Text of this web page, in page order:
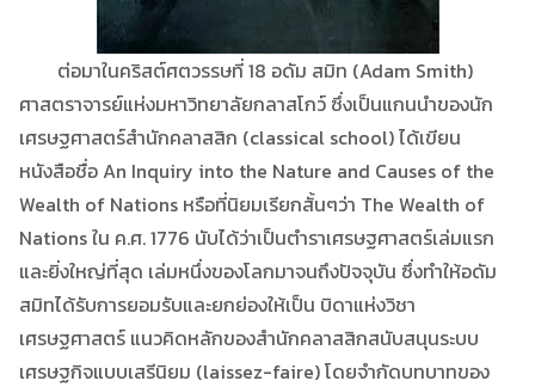
ต่อมาในคริสต์ศตวรรษที่ 18 อดัม สมิท (Adam Smith)
ศาสตราจารย์แห่งมหาวิทยาลัยกลาสโกว์ ซึ่งเป็นแกนนำของนัก
เศรษฐศาสตร์สำนักคลาสสิก (classical school) ได้เขียน
หนังสือชื่อ An Inquiry into the Nature and Causes of the
Wealth of Nations หรือที่นิยมเรียกสั้นๆว่า The Wealth of
Nations ใน ค.ศ. 1776 นับได้ว่าเป็นตำราเศรษฐศาสตร์เล่มแรก
และยิ่งใหญ่ที่สุด เล่มหนึ่งของโลกมาจนถึงปัจจุบัน ซึ่งทำให้อดัม
สมิทได้รับการยอมรับและยกย่องให้เป็น บิดาแห่งวิชา
เศรษฐศาสตร์ แนวคิดหลักของสำนักคลาสสิกสนับสนุนระบบ
เศรษฐกิจแบบเสรีนิยม (laissez-faire) โดยจำกัดบทบาทของ